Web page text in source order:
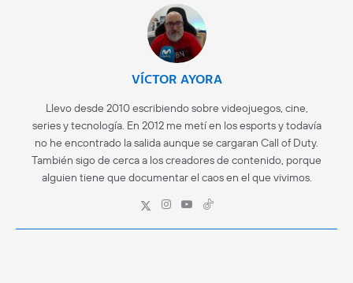
VÍCTOR AYORA
Llevo desde 2010 escribiendo sobre videojuegos, cine,
series y tecnología. En 2012 me metí en los esports y todavía
no he encontrado la salida aunque se cargaran Call of Duty.
También sigo de cerca a los creadores de contenido, porque
alguien tiene que documentar el caos en el que vivimos.